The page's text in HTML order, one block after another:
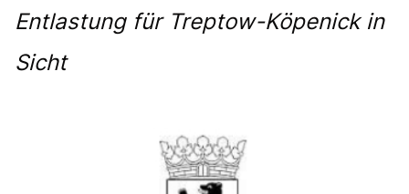
BÜRGERBÜRO
AUSSCHÜSSE
Entlastung für Treptow-Köpenick in
Sicht